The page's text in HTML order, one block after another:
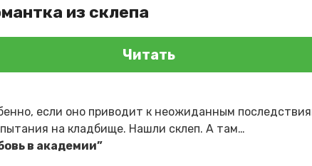
из склепа
Читать
если оно приводит к неожиданным
на кладбище. Нашли склеп. А там…
в академии”